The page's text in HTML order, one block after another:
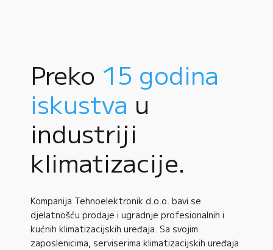
Preko 15 godina
iskustva u
industriji
klimatizacije.
Kompanija Tehnoelektronik d.o.o. bavi se
djelatnošću prodaje i ugradnje profesionalnih i
kućnih klimatizacijskih uređaja. Sa svojim
zaposlenicima, serviserima klimatizacijskih uređaja